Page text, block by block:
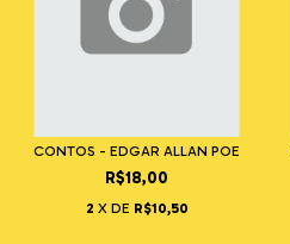
CONTOS - EDGAR ALLAN POE
R$18,00
2 X DE R$10,50